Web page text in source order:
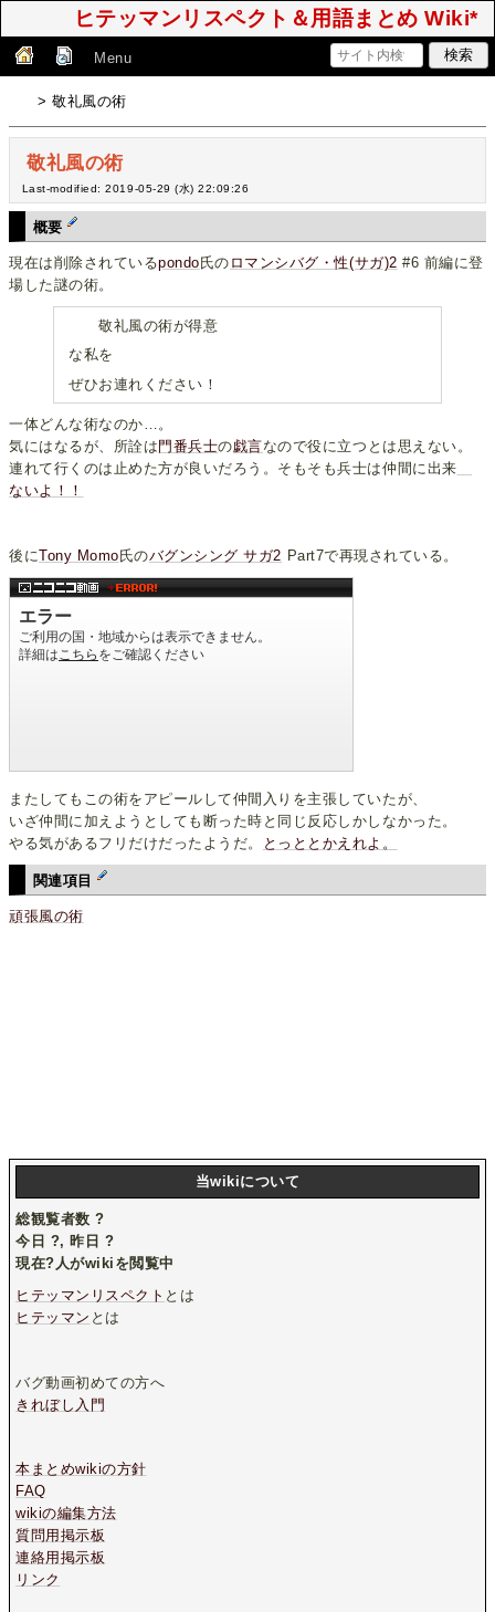
ヒテッマンリスペクト＆用語まとめ Wiki*
Menu
> 敬礼風の術
敬礼風の術
Last-modified: 2019-05-29 (水) 22:09:26
概要
現在は削除されているpondo氏の ロマンシバグ・性(サガ)2 #6 前編に登
場した謎の術。
敬礼風の術が得意
な私を
ぜひお連れください！
一体どんな術なのか…。
気にはなるが、所詮は 門番兵士の戯言なので役に立つとは思えない。
連れて行くのは止めた方が良いだろう。そもそも兵士は仲間に出来
ないよ！！
後にTony Momo氏のバグンシング サガ2 Part7で再現されている。
またしてもこの術をアピールして仲間入りを主張していたが、
いざ仲間に加えようとしても断った時と同じ反応しかしなかった。
やる気があるフリだけだったようだ。
とっととかえれよ。
関連項目
頑張風の術
当wikiについて
総観覧者数?
今日 ?, 昨日 ?
現在?人がwikiを閲覧中
ヒテッマンリスペクト とは
ヒテッマン とは
バグ動画初めての方へ
きれぼし入門
本まとめwikiの方針
FAQ
wikiの編集方法
質問用掲示板
連絡用掲示板
リンク